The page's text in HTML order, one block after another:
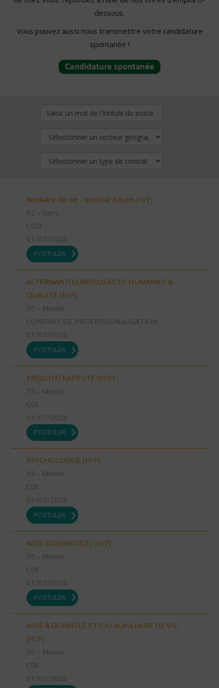
dessous.
Vous pouvez aussi nous transmettre votre candidature
spontanée !
Auxiliaire de vie - secteur Eauze (H/F)
32 - Gers
CDD
01/07/2026
POSTULER
ALTERNANT(E) RESSOURCES HUMAINES &
QUALITÉ (H/F)
55 - Meuse
CONTRAT DE PROFESSIONALISATION
01/07/2026
POSTULER
ERGOTHERAPEUTE (H/F)
55 - Meuse
CDI
01/07/2026
POSTULER
PSYCHOLOGUE (H/F)
55 - Meuse
CDI
01/07/2026
POSTULER
AIDE SOIGNANT(E) (H/F)
55 - Meuse
CDI
01/07/2026
POSTULER
AIDE À DOMICILE ET/OU AUXILIAIRE DE VIE
(H/F)
55 - Meuse
CDI
01/07/2026